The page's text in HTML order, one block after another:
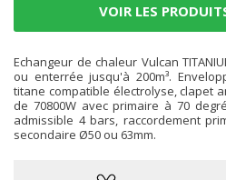
VOIR LES
Echangeur de chaleur Vulcan
ou enterrée jusqu'à 200m³.
titane compatible électrolyse, clapet
de 70800W avec primaire à 70
admissible 4 bars, raccordement
secondaire Ø50 ou 63mm.